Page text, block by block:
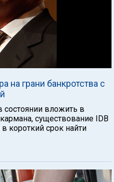
на грани банкротства с
вложить в
существование IDB
короткий срок найти